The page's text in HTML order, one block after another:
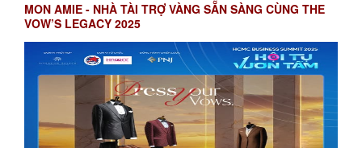
MON AMIE - NHÀ TÀI TRỢ VÀNG SẴN SÀNG CÙNG THE
VOW’S LEGACY 2025